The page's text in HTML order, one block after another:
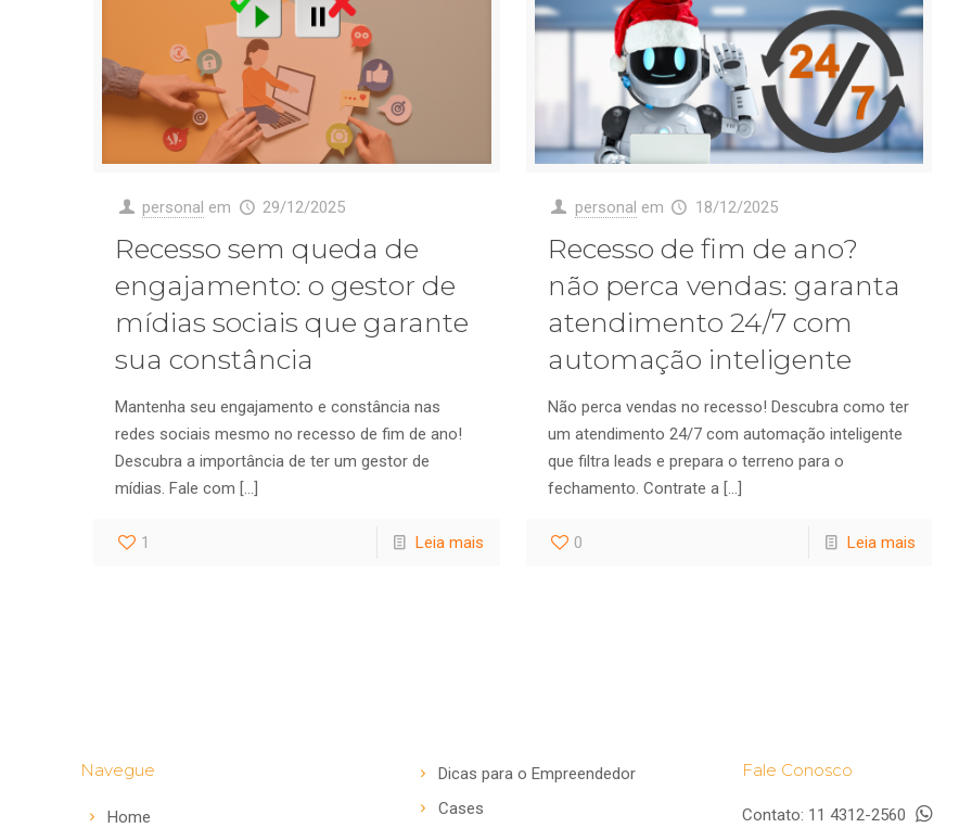
personal em 29/12/2025
Recesso sem queda de
engajamento: o gestor de
mídias sociais que garante
sua constância
Mantenha seu engajamento e constância nas
redes sociais mesmo no recesso de fim de ano!
Descubra a importância de ter um gestor de
mídias. Fale com […]
1 Leia mais
personal em 18/12/2025
Recesso de fim de ano?
não perca vendas: garanta
atendimento 24/7 com
automação inteligente
Não perca vendas no recesso! Descubra como ter
um atendimento 24/7 com automação inteligente
que filtra leads e prepara o terreno para o
fechamento. Contrate a[…]
0 Leia mais
Navegue
Home
Dicas para o Empreendedor
Cases
Fale Conosco
Contato: 11 4312-2560